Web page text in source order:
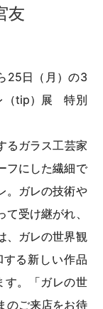
友
25日（月）の3
（tip）展 特別
るガラス工芸家
フにした繊細で
。ガレの技術や
受け継がれ、
、ガレの世界観
る新しい作品
す。「ガレの世
のご来店をお待